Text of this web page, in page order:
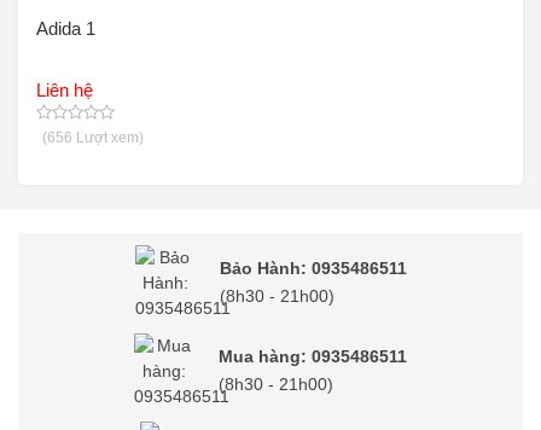
Adida 1
Liên hệ
(656 Lượt xem)
Bảo Hành: 0935486511
(8h30 - 21h00)
Mua hàng: 0935486511
(8h30 - 21h00)